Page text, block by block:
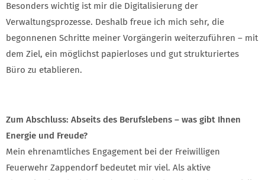
Besonders wichtig ist mir die Digitalisierung der
Verwaltungsprozesse. Deshalb freue ich mich sehr, die
begonnenen Schritte meiner Vorgängerin weiterzuführen – mit
dem Ziel, ein möglichst papierloses und gut strukturiertes
Büro zu etablieren.
Zum Abschluss: Abseits des Berufslebens – was gibt Ihnen
Energie und Freude?
Mein ehrenamtliches Engagement bei der Freiwilligen
Feuerwehr Zappendorf bedeutet mir viel. Als aktive